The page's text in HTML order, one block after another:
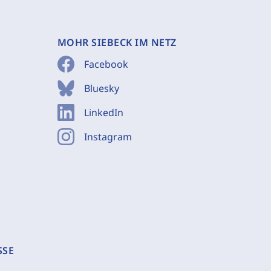
MOHR SIEBECK IM NETZ
Facebook
Bluesky
LinkedIn
Instagram